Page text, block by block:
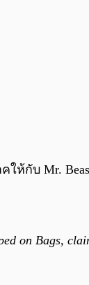
ห้กับ Mr.
on Bags,